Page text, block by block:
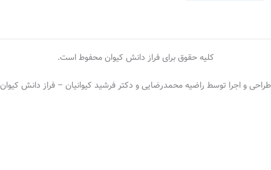
کلیه حقوق برای فراز دانش کیوان محفوط است.
طراحی و اجرا توسط راضیه محمدرضایی و دکتر فرشید کیوانیان – فراز دانش کیوان